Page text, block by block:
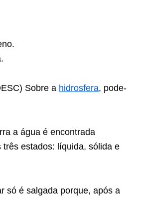
Sobre a hidrosfera, pode-
a água é encontrada
três estados: líquida, sólida e
só é salgada porque, após a